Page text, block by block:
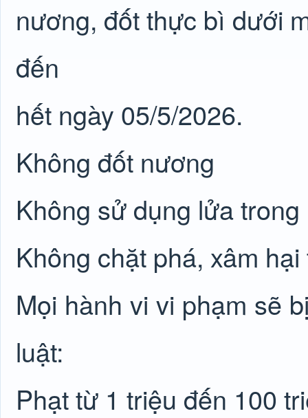
nương, đốt thực bì dưới
đến
hết ngày 05/5/2026.
Không đốt nương
Không sử dụng lửa
Không chặt phá, xâm
Mọi hành vi vi phạm sẽ
luật:
Phạt từ 1 triệu đến 100